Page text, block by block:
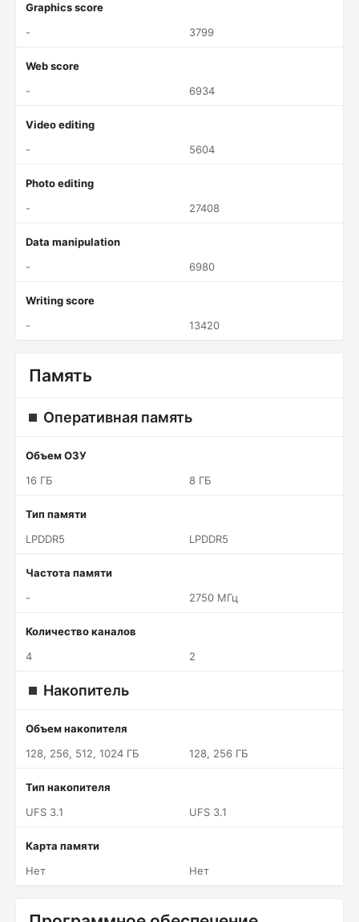
Graphics score
-
3799
Web score
-
6934
Video editing
-
5604
Photo editing
-
27408
Data manipulation
-
6980
Writing score
-
13420
Память
Оперативная память
Объем ОЗУ
16 ГБ
8 ГБ
Тип памяти
LPDDR5
LPDDR5
Частота памяти
-
2750 МГц
Количество каналов
4
2
Накопитель
Объем накопителя
128, 256, 512, 1024 ГБ
128, 256 ГБ
Тип накопителя
UFS 3.1
UFS 3.1
Карта памяти
Нет
Нет